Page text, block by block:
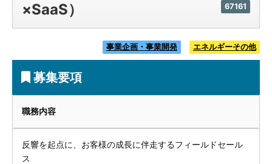
×SaaS）
67161
事業企画・事業開発 エネルギーその他
募集要項
職務内容
反響を起点に、お客様の成長に伴走するフィールドセール
ス